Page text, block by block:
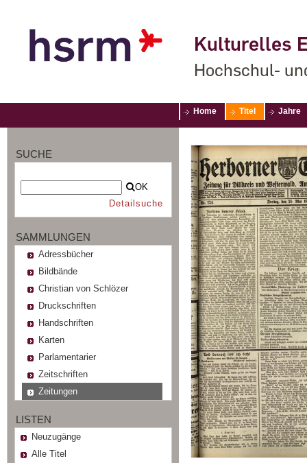
Kulturelles
Hochschul-
Home Titel Jahre
SUCHE
OK
Detailsuche
SAMMLUNGEN
Adressbücher
Bildbände
Christian von Schlözer
Druckschriften
Handschriften
Karten
Parlamentarier
Zeitschriften
Zeitungen
LISTEN
Neuzugänge
Alle Titel